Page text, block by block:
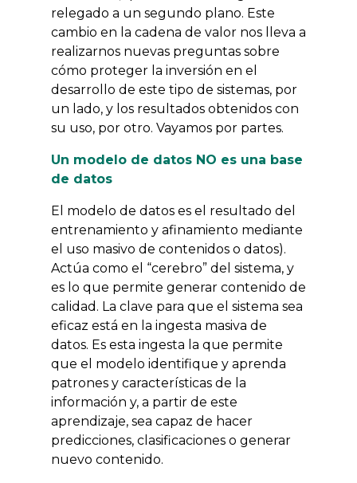
relegado a un segundo plano. Este
cambio en la cadena de valor nos lleva a
realizarnos nuevas preguntas sobre
cómo proteger la inversión en el
desarrollo de este tipo de sistemas, por
un lado, y los resultados obtenidos con
su uso, por otro. Vayamos por partes.
Un modelo de datos NO es una base
de datos
El modelo de datos es el resultado del
entrenamiento y afinamiento mediante
el uso masivo de contenidos o datos).
Actúa como el “cerebro” del sistema, y
es lo que permite generar contenido de
calidad. La clave para que el sistema sea
eficaz está en la ingesta masiva de
datos. Es esta ingesta la que permite
que el modelo identifique y aprenda
patrones y características de la
información y, a partir de este
aprendizaje, sea capaz de hacer
predicciones, clasificaciones o generar
nuevo contenido.